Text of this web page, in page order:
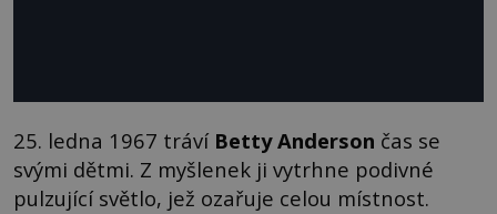
25. ledna 1967 tráví Betty Anderson čas se
svými dětmi. Z myšlenek ji vytrhne podivné
pulzující světlo, jež ozařuje celou místnost.